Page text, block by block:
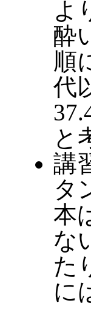
よ
酔
順
代
と
講
タ
本
な
た
に